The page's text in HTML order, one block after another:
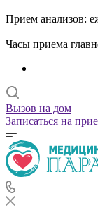
Прием анализов:
Часы приема
Вызов на дом
Записаться на